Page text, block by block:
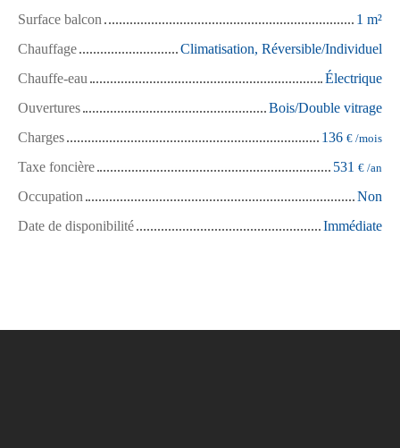
Surface balcon
1 m²
Chauffage
Climatisation, Réversible/Individuel
Chauffe-eau
Électrique
Ouvertures
Bois/Double vitrage
Charges
136 € /mois
Taxe foncière 531 € /an
Occupation
Non
Date de disponibilité
Immédiate